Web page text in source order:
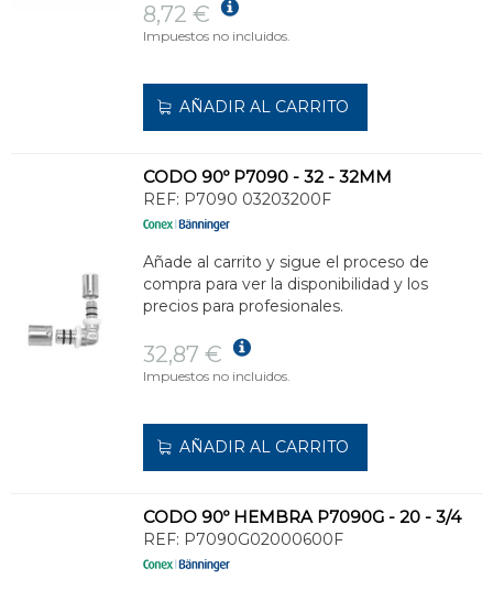
8,72 €
Impuestos no incluidos.
AÑADIR AL CARRITO
CODO 90º P7090 - 32 - 32MM
REF: P7090 03203200F
Añade al carrito y sigue el proceso de
compra para ver la disponibilidad y los
precios para profesionales.
32,87 €
Impuestos no incluidos.
AÑADIR AL CARRITO
CODO 90º HEMBRA P7090G - 20 - 3/4
REF: P7090G02000600F